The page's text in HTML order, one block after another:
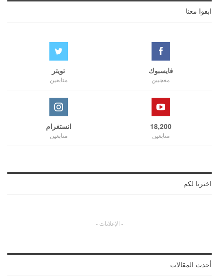
ابقوا معنا
فايسبوك
معجبين
تويتر
متابعين
18,200
متابعين
انستغرام
متابعين
اخترنا لكم
- الإعلانات -
أحدث المقالات